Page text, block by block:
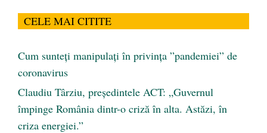
CELE MAI CITITE
Cum sunteți manipulați în privința ”pandemiei” de
coronavirus
Claudiu Târziu, președintele ACT: „Guvernul
împinge România dintr-o criză în alta. Astăzi, în
criza energiei.”